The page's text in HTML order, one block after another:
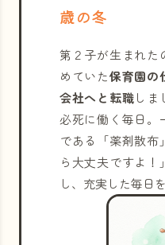
歳の冬
第２子が生まれた
めていた保育園の
会社へと転職しま
必死に働く毎日。
である「薬剤散布
ら大丈夫ですよ！
し、充実した毎日